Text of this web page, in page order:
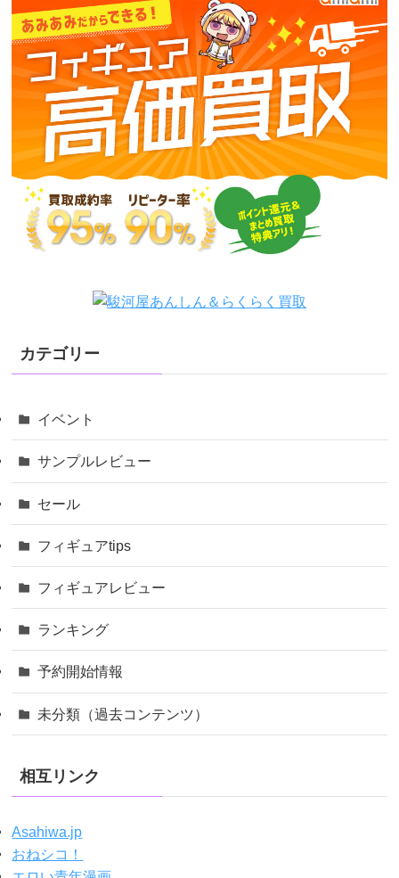
カテゴリー
イベント
サンプルレビュー
セール
フィギュアtips
フィギュアレビュー
ランキング
予約開始情報
未分類（過去コンテンツ）
相互リンク
Asahiwa.jp
おねシコ！